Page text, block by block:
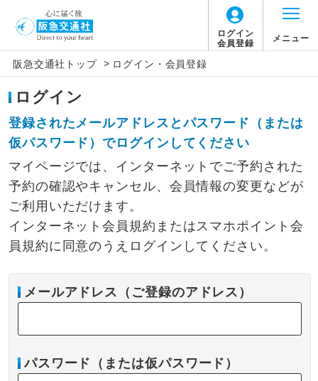
ログイン
会員登録
メニュー
阪急交通社トップ > ログイン・会員登録
ログイン
登録されたメールアドレスとパスワード（または
仮パスワード）でログインしてください
マイページでは、インターネットでご予約された
予約の確認やキャンセル、会員情報の変更などが
ご利用いただけます。
インターネット会員規約またはスマホポイント会
員規約に同意のうえログインしてください。
メールアドレス（ご登録のアドレス）
パスワード（または仮パスワード）